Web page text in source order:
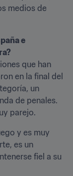
medios de
e
que han
en la final del
un
de penales.
parejo.
y es muy
es un
fiel a su